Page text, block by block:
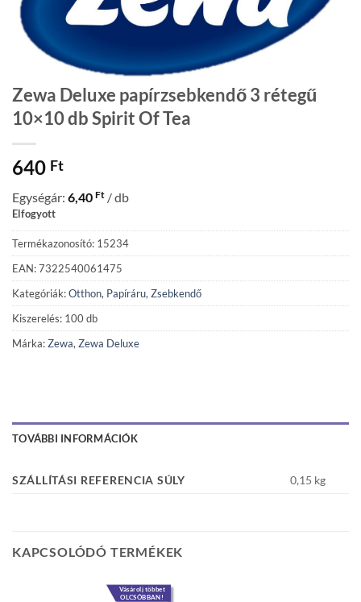
Zewa Deluxe papírzsebkendő 3 rétegű
10×10 db Spirit Of Tea
640 Ft
Egységár: 6,40 Ft / db
Elfogyott
Termékazonosító: 15234
EAN: 7322540061475
Kategóriák:Otthon, Papíráru, Zsebkendő
Kiszerelés: 100 db
Márka:Zewa, Zewa Deluxe
TOVÁBBI INFORMÁCIÓK
SZÁLLÍTÁSI REFERENCIA SÚLY 0,15 kg
KAPCSOLÓDÓ TERMÉKEK
Vásárolj többet
OLCSÓBBAN!